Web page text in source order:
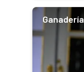
Ganadería